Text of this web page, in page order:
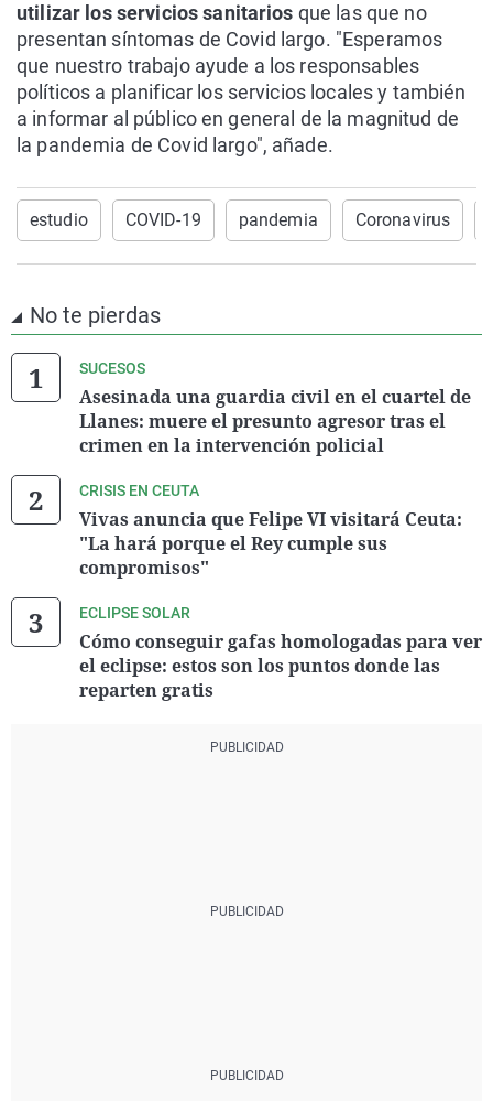
utilizar los servicios sanitarios que las que no
presentan síntomas de Covid largo. "Esperamos
que nuestro trabajo ayude a los responsables
políticos a planificar los servicios locales y también
a informar al público en general de la magnitud de
la pandemia de Covid largo", añade.
estudio COVID-19 pandemia Coronavirus
No te pierdas
SUCESOS
Asesinada una guardia civil en el cuartel de
Llanes: muere el presunto agresor tras el
crimen en la intervención policial
CRISIS EN CEUTA
Vivas anuncia que Felipe VI visitará Ceuta:
"La hará porque el Rey cumple sus
compromisos"
ECLIPSE SOLAR
Cómo conseguir gafas homologadas para ver
el eclipse: estos son los puntos donde las
reparten gratis